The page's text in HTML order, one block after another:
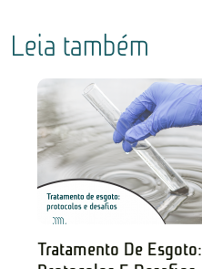
Leia também
Tratamento De Esgoto: